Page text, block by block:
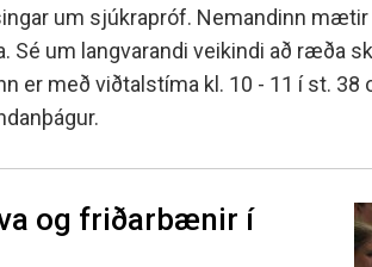
og inntökuskilyrði
um skólavist
og sænska
Fall
IB-
counselling
Process at MH
um sjúkrapróf. Nemandinn
um langvarandi veikindi að ræða
er með viðtalstíma kl. 10 - 11 í st. 38
og friðarbænir í